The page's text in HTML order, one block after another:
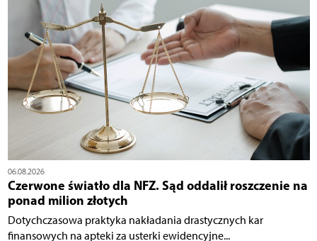
06.08.2026
Czerwone światło dla NFZ. Sąd oddalił roszczenie na
ponad milion złotych
Dotychczasowa praktyka nakładania drastycznych kar
finansowych na apteki za usterki ewidencyjne...